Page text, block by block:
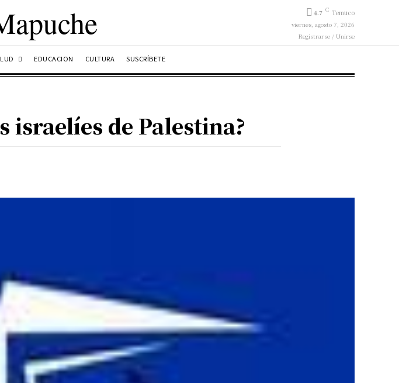
4.7 C Temuco
viernes, agosto 7, 2026
Registrarse / Unirse
EDUCACION CULTURA SUSCRÍBETE
israelíes de Palestina?